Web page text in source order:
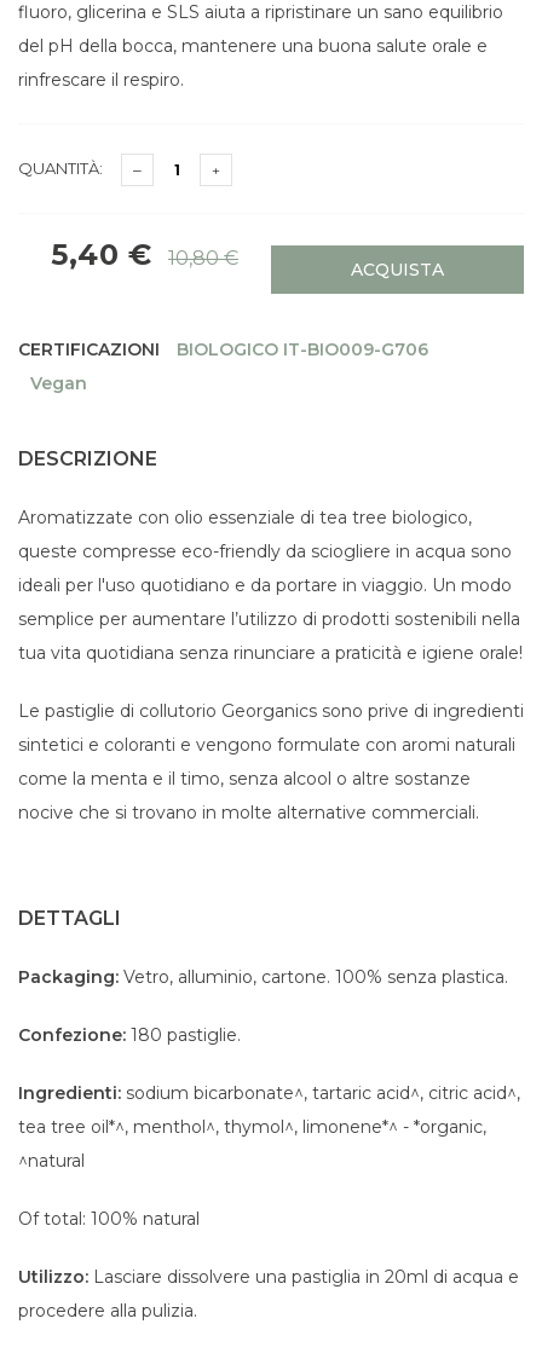
fluoro, glicerina e SLS aiuta a ripristinare un sano equilibrio
del pH della bocca, mantenere una buona salute orale e
rinfrescare il respiro.
QUANTITÀ:
5,40 € 10,80 €
ACQUISTA
CERTIFICAZIONI
BIOLOGICO IT-BIO009-G706
Vegan
DESCRIZIONE
Aromatizzate con olio essenziale di tea tree biologico,
queste compresse eco-friendly da sciogliere in acqua sono
ideali per l'uso quotidiano e da portare in viaggio. Un modo
semplice per aumentare l’utilizzo di prodotti sostenibili nella
tua vita quotidiana senza rinunciare a praticità e igiene orale!
Le pastiglie di collutorio Georganics sono prive di ingredienti
sintetici e coloranti e vengono formulate con aromi naturali
come la menta e il timo, senza alcool o altre sostanze
nocive che si trovano in molte alternative commerciali.
DETTAGLI
Packaging: Vetro, alluminio, cartone. 100% senza plastica.
Confezione: 180 pastiglie.
Ingredienti: sodium bicarbonate^, tartaric acid^, citric acid^,
tea tree oil*^, menthol^, thymol^, limonene*^ - *organic,
^natural
Of total: 100% natural
Utilizzo: Lasciare dissolvere una pastiglia in 20ml di acqua e
procedere alla pulizia.